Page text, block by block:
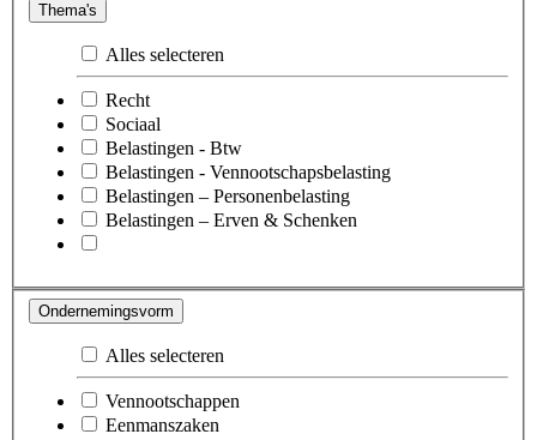
Thema's
Alles selecteren
Recht
Sociaal
Belastingen - Btw
Belastingen - Vennootschapsbelasting
Belastingen – Personenbelasting
Belastingen – Erven & Schenken
Ondernemingsvorm
Alles selecteren
Vennootschappen
Eenmanszaken